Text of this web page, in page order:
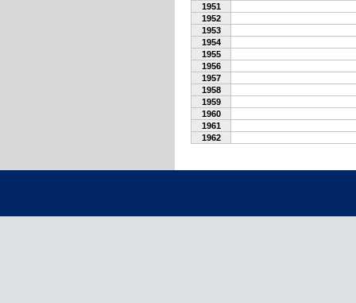
1951
1952
1953
1954
1955
1956
1957
1958
1959
1960
1961
1962